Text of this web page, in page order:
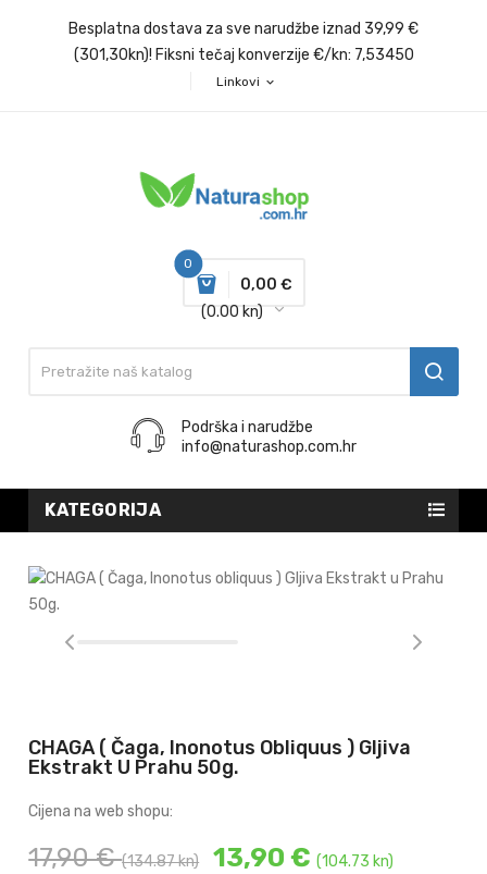
Besplatna dostava za sve narudžbe iznad 39,99 €
(301,30kn)! Fiksni tečaj konverzije €/kn: 7,53450
Linkovi expand_more
0
0,00 €
(0.00 kn)
Podrška i narudžbe
info@naturashop.com.hr
KATEGORIJA
CHAGA ( Čaga, Inonotus Obliquus ) Gljiva
Ekstrakt U Prahu 50g.
Cijena na web shopu:
17,90 €(134.87 kn) 13,90 €(104.73 kn)